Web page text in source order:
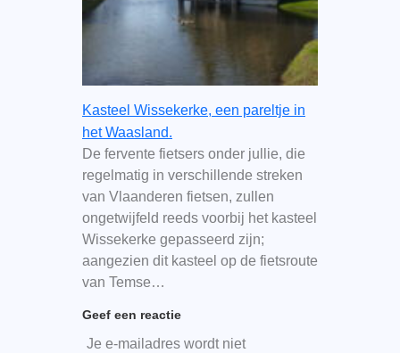
Kasteel Wissekerke, een pareltje in
het Waasland.
De fervente fietsers onder jullie, die
regelmatig in verschillende streken
van Vlaanderen fietsen, zullen
ongetwijfeld reeds voorbij het kasteel
Wissekerke gepasseerd zijn;
aangezien dit kasteel op de fietsroute
van Temse…
Geef een reactie
Je e-mailadres wordt niet